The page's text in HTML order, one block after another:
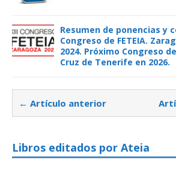
Resumen de ponencias y
Congreso de FETEIA.
2024. Próximo Congreso
Cruz de Tenerife en 2026.
← Artículo anterior
Libros editados por Ateia